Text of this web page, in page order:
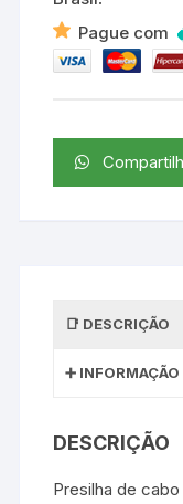
Pague com
DESCRIÇÃO
DESCRIÇÃO
Presilha de